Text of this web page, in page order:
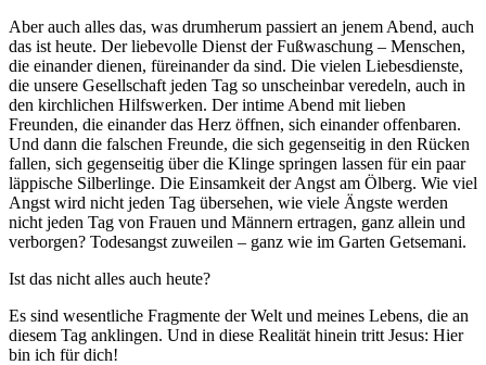
Aber auch alles das, was drumherum passiert an jenem Abend, auch
das ist heute. Der liebevolle Dienst der Fußwaschung – Menschen,
die einander dienen, füreinander da sind. Die vielen Liebesdienste,
die unsere Gesellschaft jeden Tag so unscheinbar veredeln, auch in
den kirchlichen Hilfswerken. Der intime Abend mit lieben
Freunden, die einander das Herz öffnen, sich einander offenbaren.
Und dann die falschen Freunde, die sich gegenseitig in den Rücken
fallen, sich gegenseitig über die Klinge springen lassen für ein paar
läppische Silberlinge. Die Einsamkeit der Angst am Ölberg. Wie viel
Angst wird nicht jeden Tag übersehen, wie viele Ängste werden
nicht jeden Tag von Frauen und Männern ertragen, ganz allein und
verborgen? Todesangst zuweilen – ganz wie im Garten Getsemani.
Ist das nicht alles auch heute?
Es sind wesentliche Fragmente der Welt und meines Lebens, die an
diesem Tag anklingen. Und in diese Realität hinein tritt Jesus: Hier
bin ich für dich!